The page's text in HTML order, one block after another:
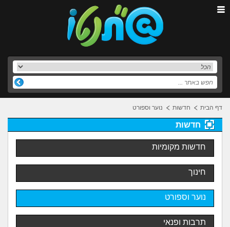
דף הבית חדשות נוער וספורט
חדשות
חדשות מקומיות
חינוך
נוער וספורט
תרבות ופנאי